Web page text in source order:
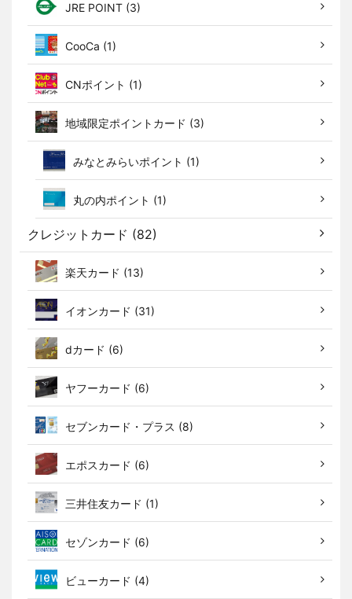
JRE POINT (3)
CooCa (1)
CNポイント (1)
地域限定ポイントカード (3)
みなとみらいポイント (1)
丸の内ポイント (1)
クレジットカード (82)
楽天カード (13)
イオンカード (31)
dカード (6)
ヤフーカード (6)
セブンカード・プラス (8)
エポスカード (6)
三井住友カード (1)
セゾンカード (6)
ビューカード (4)